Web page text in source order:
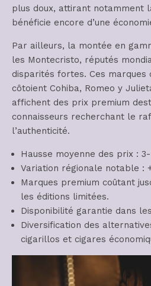
plus doux, attirant notamment
bénéficie encore d’une
Par ailleurs, la montée en
les Montecristo, réputés
disparités fortes. Ces marques
côtoient Cohiba, Romeo y
affichent des prix premium
connaisseurs recherchant le
l’authenticité.
Hausse moyenne des prix :
Variation régionale notable :
Marques premium coûtant
les éditions limitées.
Disponibilité garantie dans
Diversification des
cigarillos et cigares